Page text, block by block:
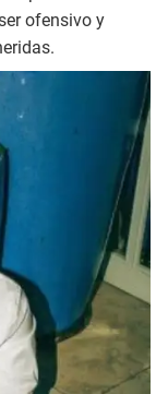
ofensivo y